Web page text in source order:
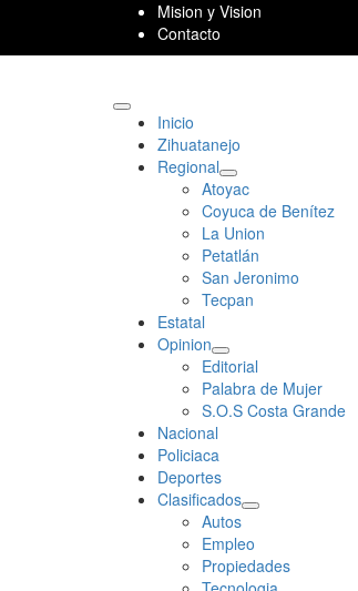
content
Mision y Vision
Contacto
Primary
Menu
Inicio
Zihuatanejo
Regional
Atoyac
Coyuca de Benítez
La Union
Petatlán
San Jeronimo
Tecpan
Estatal
Opinion
Editorial
Palabra de Mujer
S.O.S Costa Grande
Nacional
Policiaca
Deportes
Clasificados
Autos
Empleo
Propiedades